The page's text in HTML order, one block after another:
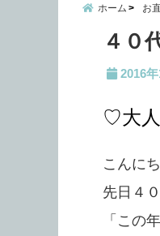
ホーム お
４０
2016
♡大
こんに
先日４
「この